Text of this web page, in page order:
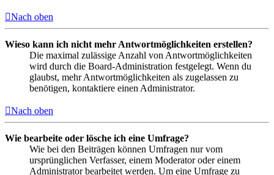
Nach oben
Wieso kann ich nicht mehr Antwortmöglichkeiten erstellen?
Die maximal zulässige Anzahl von Antwortmöglichkeiten
wird durch die Board-Administration festgelegt. Wenn du
glaubst, mehr Antwortmöglichkeiten als zugelassen zu
benötigen, kontaktiere einen Administrator.
Nach oben
Wie bearbeite oder lösche ich eine Umfrage?
Wie bei den Beiträgen können Umfragen nur vom
ursprünglichen Verfasser, einem Moderator oder einem
Administrator bearbeitet werden. Um eine Umfrage zu